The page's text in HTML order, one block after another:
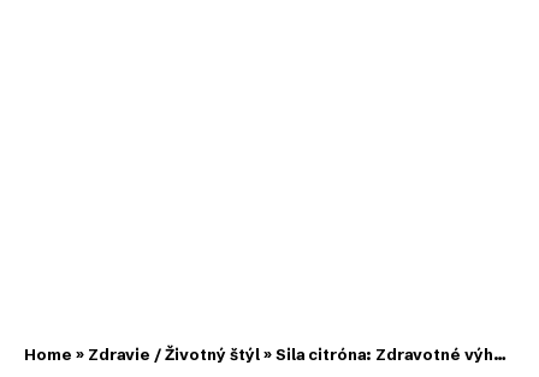
Home » Zdravie / Životný štýl»Sila citróna: Zdravotné výhody a rôznorodé možnosti využitia